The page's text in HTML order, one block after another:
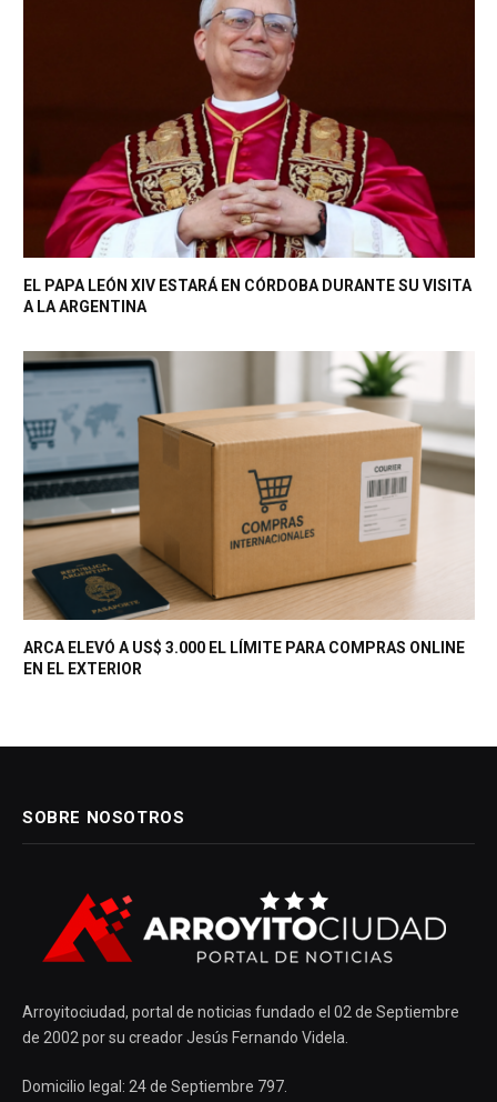
EL PAPA LEÓN XIV ESTARÁ EN CÓRDOBA DURANTE SU VISITA
A LA ARGENTINA
ARCA ELEVÓ A US$ 3.000 EL LÍMITE PARA COMPRAS ONLINE
EN EL EXTERIOR
SOBRE NOSOTROS
Arroyitociudad, portal de noticias fundado el 02 de Septiembre
de 2002 por su creador Jesús Fernando Videla.
Domicilio legal: 24 de Septiembre 797.